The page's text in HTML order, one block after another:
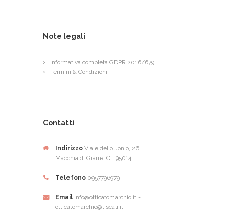
Note legali
Informativa completa GDPR 2016/679
Termini & Condizioni
Contatti
Indirizzo Viale dello Jonio, 26
Macchia di Giarre, CT 95014
Telefono 0957796979
Email info@otticatomarchio.it -
otticatomarchio@tiscali.it